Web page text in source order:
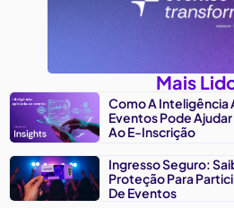
Mais
Como A Inteligência
Eventos Pode
Ao E-Inscrição
Ingresso Seguro:
Proteção Para
De Eventos